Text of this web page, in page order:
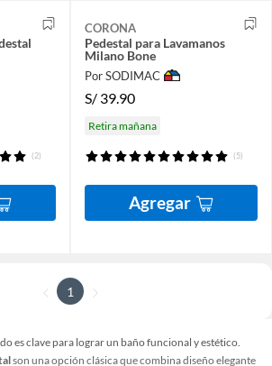
(2)
CORONA
Pedestal para Lavamanos
Milano Bone
Por SODIMAC
S/ 39.90
Retira mañana
(5)
Agregar
1
es clave para lograr un baño funcional y estético.
son una opción clásica que combina diseño elegante